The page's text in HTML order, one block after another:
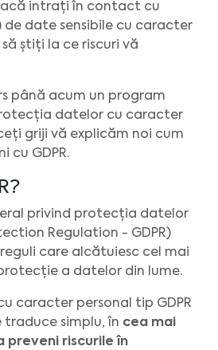
intrați în contact cu
de date sensibile cu caracter
știți la ce riscuri vă
până acum un program
datelor cu caracter
griji vă explicăm noi cum
cu GDPR.
privind protecția datelor
Regulation - GDPR)
care alcătuiesc cel mai
a datelor din lume.
caracter personal tip GDPR
traduce simplu, în cea mai
preveni riscurile în